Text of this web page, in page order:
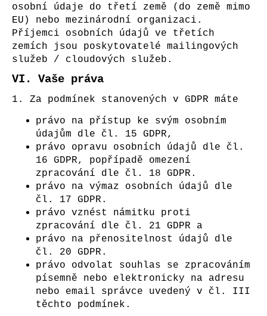
osobní údaje do třetí země (do země mimo
EU) nebo mezinárodní organizaci.
Příjemci osobních údajů ve třetích
zemích jsou poskytovatelé mailingových
služeb / cloudových služeb.
VI. Vaše práva
1. Za podmínek stanovených v GDPR máte
právo na přístup ke svým osobním
údajům dle čl. 15 GDPR,
právo opravu osobních údajů dle čl.
16 GDPR, popřípadě omezení
zpracování dle čl. 18 GDPR.
právo na výmaz osobních údajů dle
čl. 17 GDPR.
právo vznést námitku proti
zpracování dle čl. 21 GDPR a
právo na přenositelnost údajů dle
čl. 20 GDPR.
právo odvolat souhlas se zpracováním
písemně nebo elektronicky na adresu
nebo email správce uvedený v čl. III
těchto podmínek.